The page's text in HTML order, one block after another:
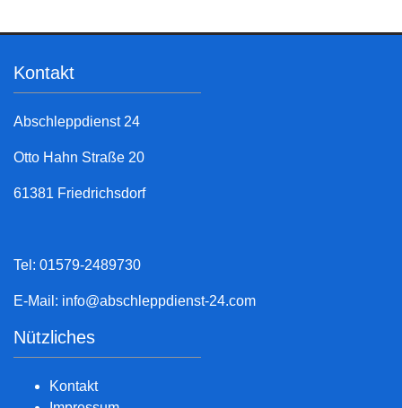
Kontakt
Abschleppdienst 24
Otto Hahn Straße 20
61381 Friedrichsdorf
Tel: 01579-2489730
E-Mail: info@abschleppdienst-24.com
Nützliches
Kontakt